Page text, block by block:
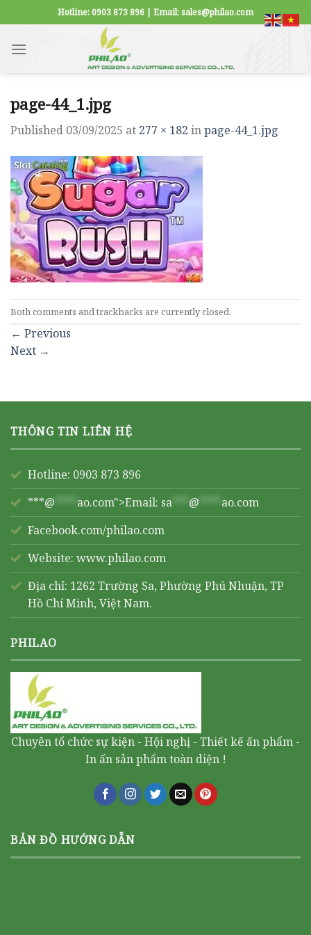
to
content
Hotline: 0903 873 896 | Email: sales@philao.com
page-44_1.jpg
Published 03/09/2025 at 277 × 182 inpage-44_1.jpg
Both comments and trackbacks are currently closed.
← Previous
Next →
THÔNG TIN LIÊN HỆ
Hotline: 0903 873 896
***@ **** ao.com">Email: sa *** @ **** ao.com
Facebook.com/philao.com
Website: www.philao.com
Địa chỉ: 1262 Trường Sa, Phường Phú Nhuận, TP
Hồ Chí Minh, Việt Nam.
PHILAO
Chuyên tổ chức sự kiện - Hội nghị - Thiết kế ấn phẩm -
In ấn sản phẩm toàn diện !
BẢN ĐỒ HƯỚNG DẪN